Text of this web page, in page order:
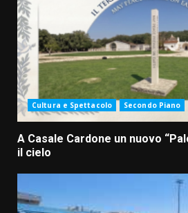
Cultura e Spettacolo Secondo Piano
A Casale Cardone un nuovo
il cielo